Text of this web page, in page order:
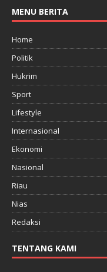
MENU BERITA
Home
Politik
Hukrim
Sport
Lifestyle
Internasional
Ekonomi
Nasional
Riau
Nias
Redaksi
TENTANG KAMI